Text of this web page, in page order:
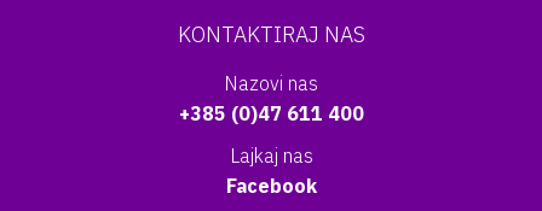
KONTAKTIRAJ NAS
Nazovi nas
+385 (0)47 611 400
Lajkaj nas
Facebook